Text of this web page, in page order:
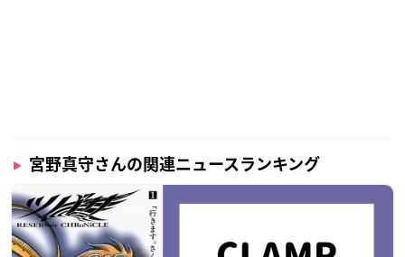
宮野真守さんの関連ニュースランキング